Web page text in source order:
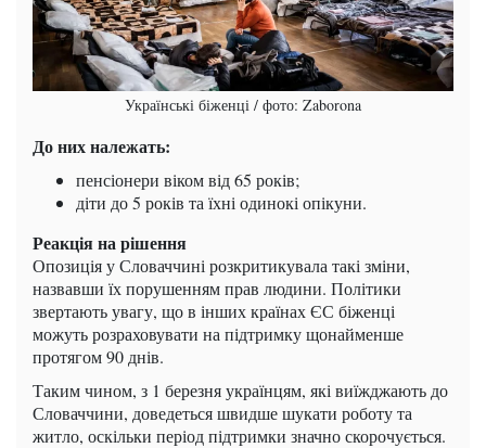
Українські біженці / фото: Zaborona
До них належать:
пенсіонери віком від 65 років;
діти до 5 років та їхні одинокі опікуни.
Реакція на рішення
Опозиція у Словаччині розкритикувала такі зміни,
назвавши їх порушенням прав людини. Політики
звертають увагу, що в інших країнах ЄС біженці
можуть розраховувати на підтримку щонайменше
протягом 90 днів.
Таким чином, з 1 березня українцям, які виїжджають до
Словаччини, доведеться швидше шукати роботу та
житло, оскільки період підтримки значно скорочується.